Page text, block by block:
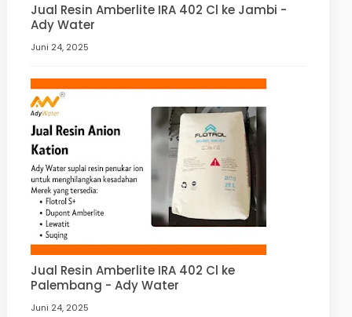
Jual Resin Amberlite IRA 402 Cl ke Jambi -
Ady Water
Juni 24, 2025
Jual Resin Amberlite IRA 402 Cl ke
Palembang - Ady Water
Juni 24, 2025